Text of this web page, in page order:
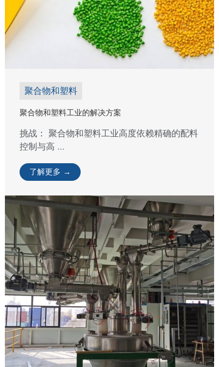
聚合物和塑料
聚合物和塑料工业的解决方案
挑战： 聚合物和塑料工业高度依赖精确的配料
控制与高 ...
了解更多 →